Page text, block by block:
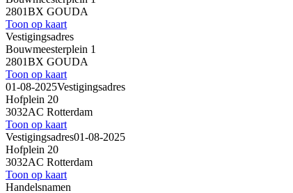
2801BX GOUDA
Toon op kaart
Vestigingsadres
Bouwmeesterplein 1
2801BX GOUDA
Toon op kaart
01-08-2025Vestigingsadres
Hofplein 20
3032AC Rotterdam
Toon op kaart
Vestigingsadres01-08-2025
Hofplein 20
3032AC Rotterdam
Toon op kaart
Handelsnamen